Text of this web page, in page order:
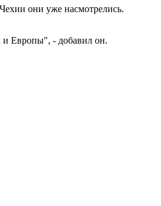
они уже насмотрелись.
и Европы", - добавил он.